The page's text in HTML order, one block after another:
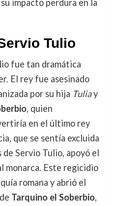
impacto perdura en la
Tulio
fue tan dramática
El rey fue asesinado
por su hija Tuliay
, quien
en el último rey
que se sentía excluida
Servio Tulio, apoyó el
monarca. Este regicidio
romana y abrió el
Tarquino el Soberbio,